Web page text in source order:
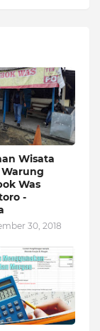
Wisata
Was
-
30, 2018